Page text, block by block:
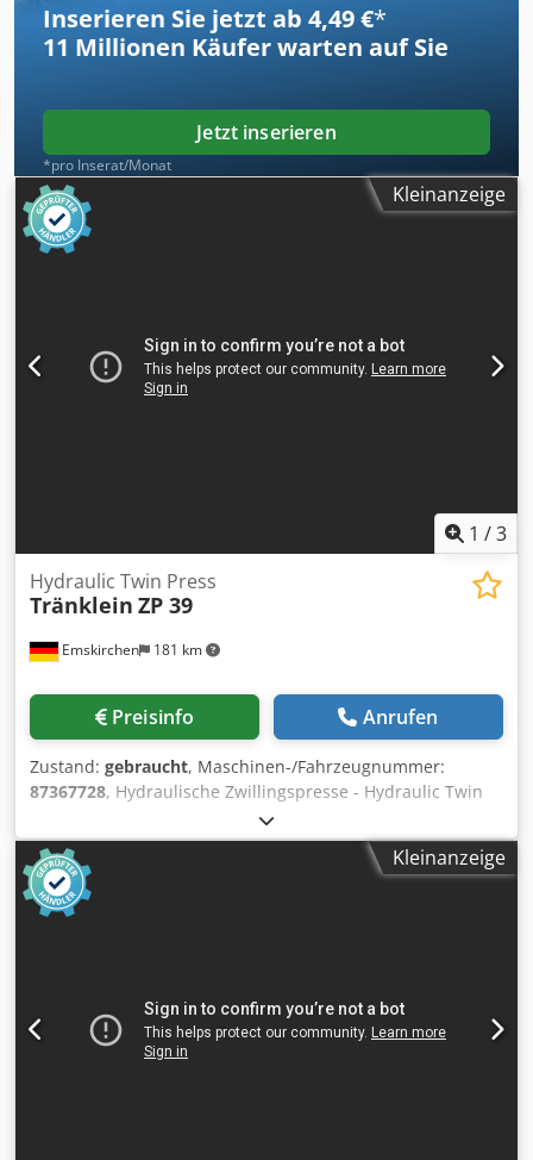
Inserieren Sie jetzt ab 4,49 €*
11 Millionen Käufer warten auf Sie
Jetzt inserieren
*pro Inserat/Monat
Kleinanzeige
1 /3
Emskirchen 181 km
Hydraulic Twin Press
Tränklein ZP 39
Preisinfo Anrufen
Zustand: gebraucht, Maschinen-/Fahrzeugnummer:
87367728, Hydraulische Zwillingspresse - Hydraulic Twin
Press Tränklein ZP 39Serial-No. 87367728 2 Pressplatten /
Size with 2 pressure plates 440 x 320mm Chedpfx
Apormumde Aea Pressdruck / Pressure max. 5000KG Druck
stufenlos regelbar / Pressure steppless Maschine fahrbar /
machine mobile Platzbedarf / Place require 85 x 70 x 150
more machines on Stock Available Immediately - Can be
inspect On Stock Emskirchen / Nürnberg - Can be test
Kleinanzeige